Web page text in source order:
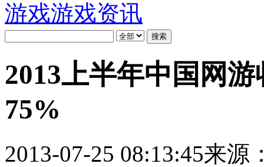
游戏游戏资讯
2013上半年中国网
75%
2013-07-25 08:13:45来源